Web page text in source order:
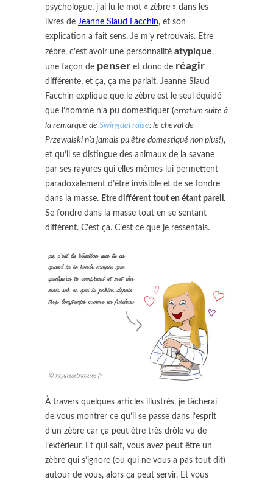
psychologue, j’ai lu le mot « zèbre » dans les
livres de Jeanne Siaud Facchin, et son
explication a fait sens. Je m’y retrouvais. Etre
zèbre, c’est avoir une personnalité atypique,
une façon de penser et donc de réagir
différente, et ça, ça me parlait. Jeanne Siaud
Facchin explique que le zèbre est le seul équidé
que l’homme n’a pu domestiquer (erratum suite à
la remarque de SwingdeFraise: le cheval de
Przewalski n’a jamais pu être domestiqué non plus!),
et qu’il se distingue des animaux de la savane
par ses rayures qui elles mêmes lui permettent
paradoxalement d’être invisible et de se fondre
dans la masse. Etre différent tout en étant pareil.
Se fondre dans la masse tout en se sentant
différent. C’est ça. C’est ce que je ressentais.
À travers quelques articles illustrés, je tâcherai
de vous montrer ce qu’il se passe dans l’esprit
d’un zèbre car ça peut être très drôle vu de
l’extérieur. Et qui sait, vous avez peut être un
zèbre qui s’ignore (ou qui ne vous a pas tout dit)
autour de vous, alors ça peut servir. Et vous